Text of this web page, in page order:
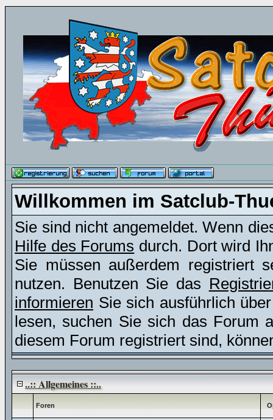
Willkommen im Satclub-
Sie sind nicht angemeldet. Wenn
Hilfe des Forums durch. Dort wird
Sie müssen außerdem registriert
nutzen. Benutzen Sie das
informieren Sie sich ausführlich
lesen, suchen Sie sich das Forum
diesem Forum registriert sind,
..:: Allgemeines ::..
Foren